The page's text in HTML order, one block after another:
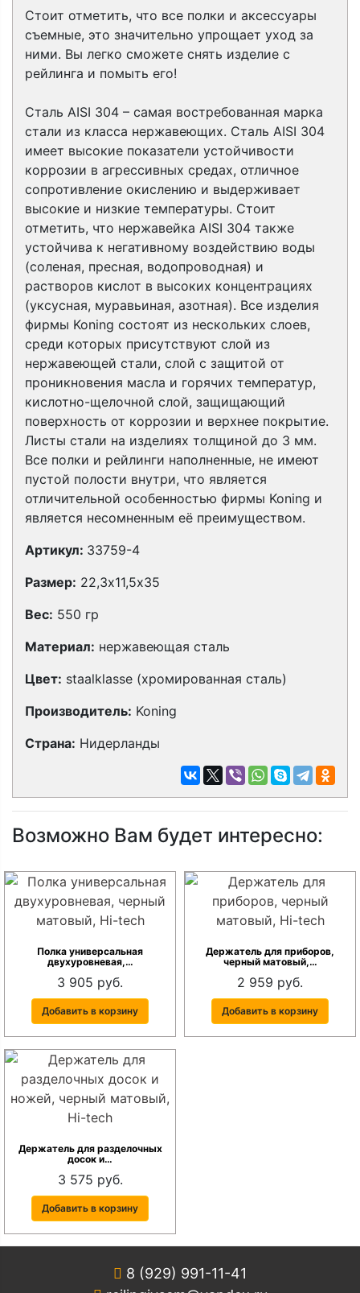
Стоит отметить, что все полки и аксессуары
съемные, это значительно упрощает уход за
ними. Вы легко сможете снять изделие с
рейлинга и помыть его!
Сталь AISI 304 – самая востребованная марка
стали из класса нержавеющих. Сталь AISI 304
имеет высокие показатели устойчивости
коррозии в агрессивных средах, отличное
сопротивление окислению и выдерживает
высокие и низкие температуры. Стоит
отметить, что нержавейка AISI 304 также
устойчива к негативному воздействию воды
(соленая, пресная, водопроводная) и
растворов кислот в высоких концентрациях
(уксусная, муравьиная, азотная). Все изделия
фирмы Koning состоят из нескольких слоев,
среди которых присутствуют слой из
нержавеющей стали, слой с защитой от
проникновения масла и горячих температур,
кислотно-щелочной слой, защищающий
поверхность от коррозии и верхнее покрытие.
Листы стали на изделиях толщиной до 3 мм.
Все полки и рейлинги наполненные, не имеют
пустой полости внутри, что является
отличительной особенностью фирмы Koning и
является несомненным её преимуществом.
Артикул: 33759-4
Размер: 22,3х11,5х35
Вес: 550 гр
Материал: нержавеющая сталь
Цвет: staalklasse (хромированная сталь)
Производитель: Koning
Страна: Нидерланды
Возможно Вам будет интересно:
Полка универсальная
двухуровневая,…
3 905 руб.
Добавить в корзину
Держатель для приборов,
черный матовый,…
2 959 руб.
Добавить в корзину
Держатель для разделочных
досок и…
3 575 руб.
Добавить в корзину
8 (929) 991-11-41